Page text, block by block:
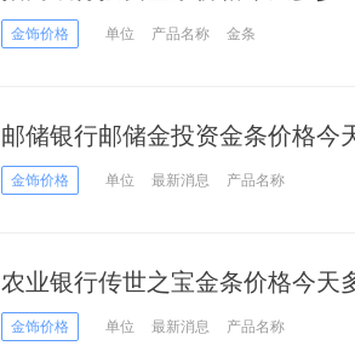
金饰价格 单位 产品名称 金条
邮储银行邮储金投资金条价格今
07日）
金饰价格 单位 最新消息 产品名称
农业银行传世之宝金条价格今天
日）
金饰价格 单位 最新消息 产品名称